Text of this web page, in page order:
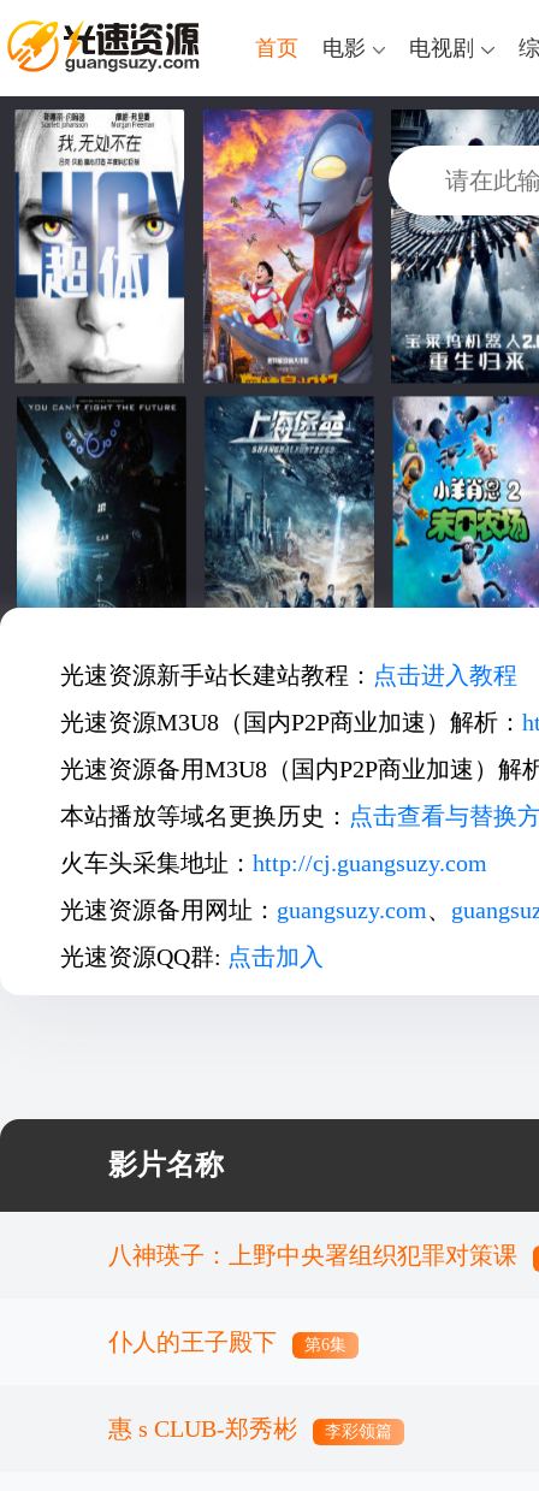
首页 电影 电视剧
光速资源新手站长建站教程： 点击进入教程
光速资源M3U8（国内P2P商业加速）解析：
光速资源备用M3U8（国内P2P商业加速）解
本站播放等域名更换历史： 点击查看与替换
火车头采集地址： http://cj.guangsuzy.com
光速资源备用网址： guangsuzy.com、
光速资源QQ群: 点击加入
影片名称
八神瑛子：上野中央署组织犯罪对策课
仆人的王子殿下 第6集
惠 s CLUB-郑秀彬 李彩领篇